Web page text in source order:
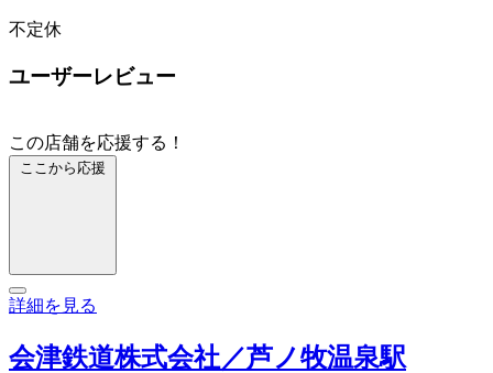
不定休
ユーザーレビュー
この店舗を応援する！
ここから応援
詳細を見る
会津鉄道株式会社／芦ノ牧温泉駅